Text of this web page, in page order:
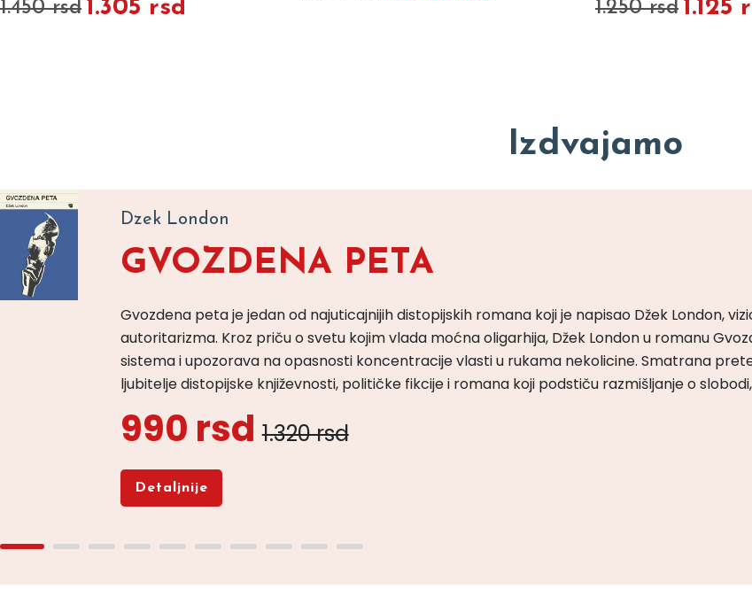
1.450 rsd 1.305 rsd 1.250 rsd 1.125
Izdvajamo
Dzek London
GVOZDENA PETA
Gvozdena peta je jedan od najuticajnijih distopijskih romana koji je napisao Džek London,
autoritarizma. Kroz priču o svetu kojim vlada moćna oligarhija, Džek London u romanu
sistema i upozorava na opasnosti koncentracije vlasti u rukama nekolicine. Smatrana
ljubitelje distopijske književnosti, političke fikcije i romana koji podstiču razmišljanje o
990 rsd 1.320 rsd
Detaljnije